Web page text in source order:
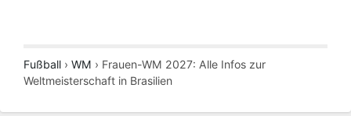
Fußball › WM › Frauen-WM 2027: Alle Infos zur
Weltmeisterschaft in Brasilien